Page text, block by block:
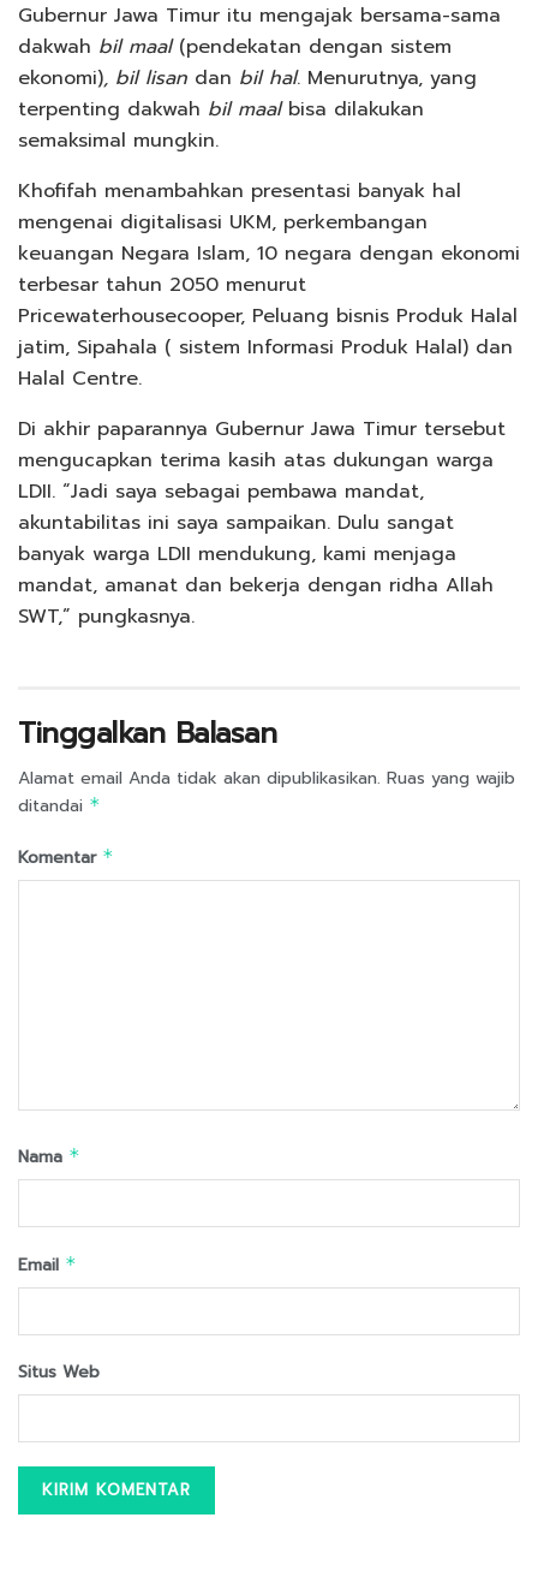
Gubernur Jawa Timur itu mengajak bersama-sama
dakwah bil maal(pendekatan dengan sistem
ekonomi), bil lisan dan bil hal. Menurutnya, yang
terpenting dakwah bil maalbisa dilakukan
semaksimal mungkin.
Khofifah menambahkan presentasi banyak hal
mengenai digitalisasi UKM, perkembangan
keuangan Negara Islam, 10 negara dengan ekonomi
terbesar tahun 2050 menurut
Pricewaterhousecooper, Peluang bisnis Produk Halal
jatim, Sipahala ( sistem Informasi Produk Halal) dan
Halal Centre.
Di akhir paparannya Gubernur Jawa Timur tersebut
mengucapkan terima kasih atas dukungan warga
LDII. “Jadi saya sebagai pembawa mandat,
akuntabilitas ini saya sampaikan. Dulu sangat
banyak warga LDII mendukung, kami menjaga
mandat, amanat dan bekerja dengan ridha Allah
SWT,” pungkasnya.
Tinggalkan Balasan
Alamat email Anda tidak akan dipublikasikan. Ruas yang wajib
ditandai *
Komentar *
Nama *
Email *
Situs Web